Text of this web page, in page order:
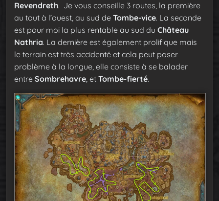
Revendreth. Je vous conseille 3 routes, la première
au tout à l’ouest, au sud de Tombe-vice. La seconde
est pour moi la plus rentable au sud du Château
Nathria. La dernière est également prolifique mais
le terrain est très accidenté et cela peut poser
problème à la longue, elle consiste à se balader
entre Sombrehavre, et Tombe-fierté.